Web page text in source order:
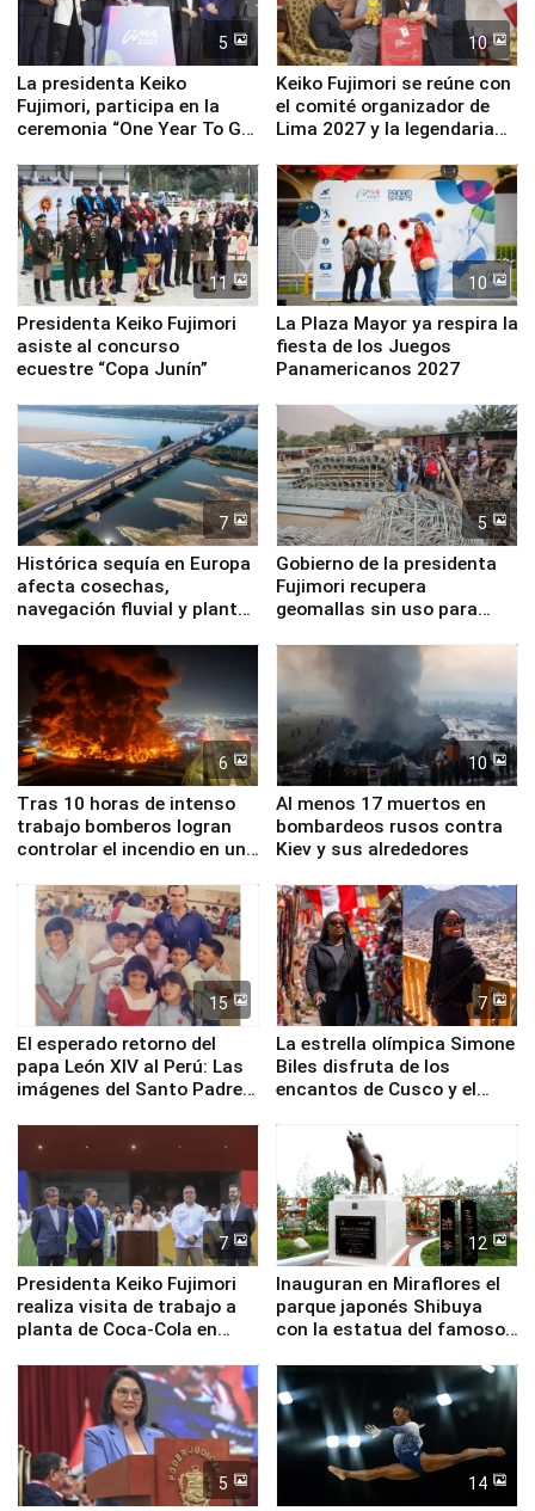
5
La presidenta Keiko
Fujimori, participa en la
ceremonia “One Year To Go
10
Keiko Fujimori se reúne con
el comité organizador de
Lima 2027 y la legendaria
11
Presidenta Keiko Fujimori
asiste al concurso
ecuestre “Copa Junín”
10
La Plaza Mayor ya respira la
fiesta de los Juegos
Panamericanos 2027
7
Histórica sequía en Europa
afecta cosechas,
navegación fluvial y plantas
5
Gobierno de la presidenta
Fujimori recupera
geomallas sin uso para
Fenómeno El Niño
6
Tras 10 horas de intenso
trabajo bomberos logran
controlar el incendio en una
de Chile
10
Al menos 17 muertos en
bombardeos rusos contra
Kiev y sus alrededores
15
El esperado retorno del
papa León XIV al Perú: Las
imágenes del Santo Padre
7
La estrella olímpica Simone
Biles disfruta de los
encantos de Cusco y el
7
Presidenta Keiko Fujimori
realiza visita de trabajo a
planta de Coca-Cola en
12
Inauguran en Miraflores el
parque japonés Shibuya
con la estatua del famoso
5 14